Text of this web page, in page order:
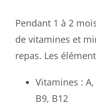
Pendant 1 à 2
de vitamines et
repas. Les
Vitamines : A,
B9, B12